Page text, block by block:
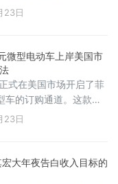
部或颈部的癌症，这
对手机辐射致癌的担
23日
微型电动车上岸美国市
式在美国市场开启了菲
车的订购通道。这款车
，加上990美元的强
前总价为14985美元。
日产Versa还要便宜
23日
大年夜告白收入目标的